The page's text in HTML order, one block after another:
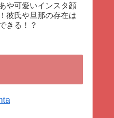
や可愛いインスタ顔
彼氏や旦那の存在は
きる！？